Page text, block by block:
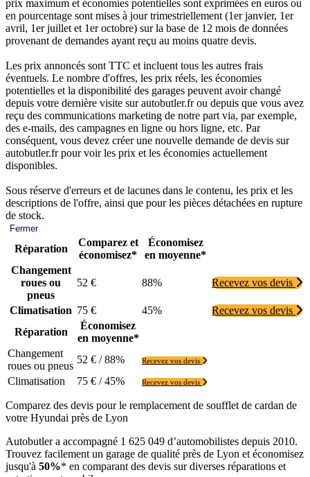
prix maximum et économies potentielles sont exprimées en euros ou
en pourcentage sont mises à jour trimestriellement (1er janvier, 1er
avril, 1er juillet et 1er octobre) sur la base de 12 mois de données
provenant de demandes ayant reçu au moins quatre devis.
Les prix annoncés sont TTC et incluent tous les autres frais
éventuels. Le nombre d'offres, les prix réels, les économies
potentielles et la disponibilité des garages peuvent avoir changé
depuis votre dernière visite sur autobutler.fr ou depuis que vous avez
reçu des communications marketing de notre part via, par exemple,
des e-mails, des campagnes en ligne ou hors ligne, etc. Par
conséquent, vous devez créer une nouvelle demande de devis sur
autobutler.fr pour voir les prix et les économies actuellement
disponibles.
Sous réserve d'erreurs et de lacunes dans le contenu, les prix et les
descriptions de l'offre, ainsi que pour les pièces détachées en rupture
de stock.
Fermer
Réparation
Comparez et
économisez*
Économisez
en moyenne*
Changement
roues ou
pneus
52 € 88% Recevez vos devis
Climatisation 75 € 45%
Recevez vos devis
Réparation
Économisez
en moyenne*
Changement
roues ou pneus
52 € / 88% Recevez vos devis
Climatisation 75 € / 45% Recevez vos devis
Comparez des devis pour le remplacement de soufflet de cardan de
votre Hyundai près de Lyon
Autobutler a accompagné 1 625 049 d’automobilistes depuis 2010.
Trouvez facilement un garage de qualité près de Lyon et économisez
jusqu'à 50%* en comparant des devis sur diverses réparations et